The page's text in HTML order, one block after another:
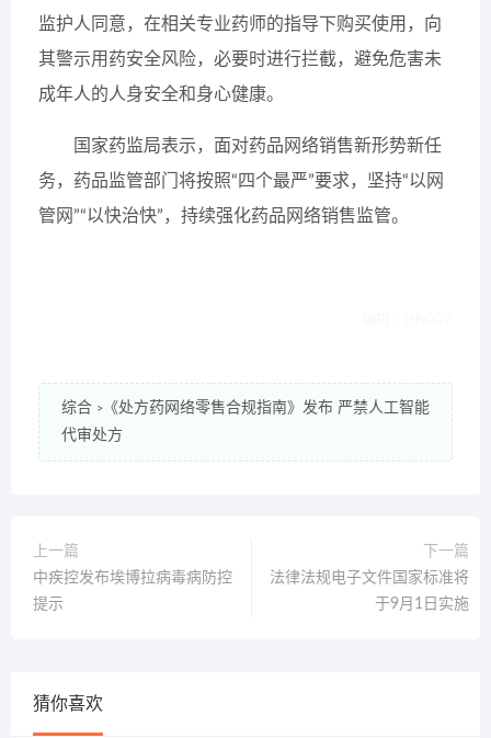
监护人同意，在相关专业药师的指导下购买使用，向
其警示用药安全风险，必要时进行拦截，避免危害未
成年人的人身安全和身心健康。
国家药监局表示，面对药品网络销售新形势新任
务，药品监管部门将按照“四个最严”要求，坚持“以网
管网”“以快治快”，持续强化药品网络销售监管。
综合 >
《处方药网络零售合规指南》发布 严禁人工智能
代审处方
上一篇
中疾控发布埃博拉病毒病防控
提示
下一篇
法律法规电子文件国家标准将
于9月1日实施
猜你喜欢